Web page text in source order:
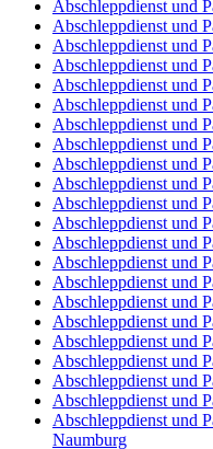
Abschleppdienst und
Abschleppdienst und
Abschleppdienst und
Abschleppdienst und
Abschleppdienst und
Abschleppdienst und
Abschleppdienst und
Abschleppdienst und
Abschleppdienst und
Abschleppdienst und
Abschleppdienst und
Abschleppdienst und
Abschleppdienst und
Abschleppdienst und
Abschleppdienst und
Abschleppdienst und
Abschleppdienst und
Abschleppdienst und
Abschleppdienst und
Abschleppdienst und
Abschleppdienst und
Abschleppdienst und
Naumburg